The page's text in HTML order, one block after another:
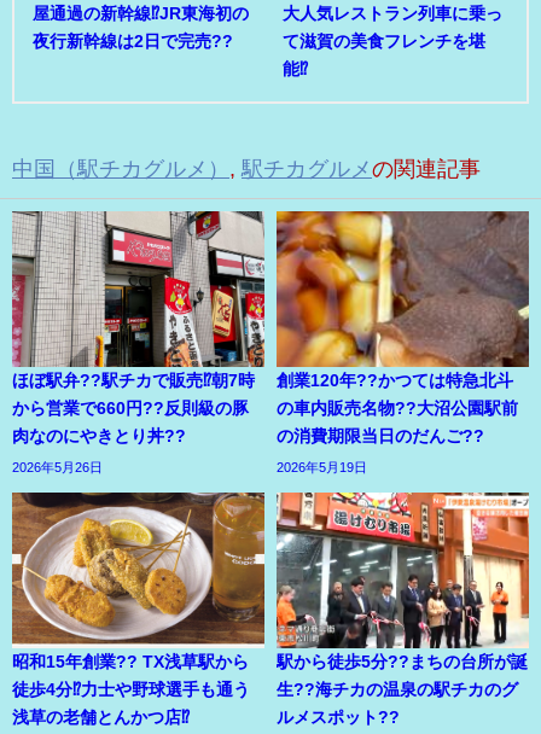
屋通過の新幹線⁉JR東海初の
夜行新幹線は2日で完売??
大人気レストラン列車に乗っ
て滋賀の美食フレンチを堪
能⁉
中国（駅チカグルメ） , 駅チカグルメの関連記事
ほぼ駅弁??駅チカで販売⁉朝7時
から営業で660円??反則級の豚
肉なのにやきとり丼??
2026年5月26日
創業120年??かつては特急北斗
の車内販売名物??大沼公園駅前
の消費期限当日のだんご??
2026年5月19日
昭和15年創業?? TX浅草駅から
徒歩4分⁉力士や野球選手も通う
浅草の老舗とんかつ店⁉
駅から徒歩5分??まちの台所が誕
生??海チカの温泉の駅チカのグ
ルメスポット??